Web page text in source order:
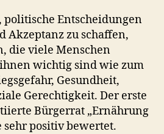
politische Entscheidungen
Akzeptanz zu schaffen,
die viele Menschen
wichtig sind wie zum
Gesundheit,
Gerechtigkeit. Der erste
Bürgerrat „Ernährung
positiv bewertet.